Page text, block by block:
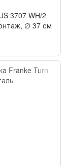
3707 WH/2
∅ 37 см